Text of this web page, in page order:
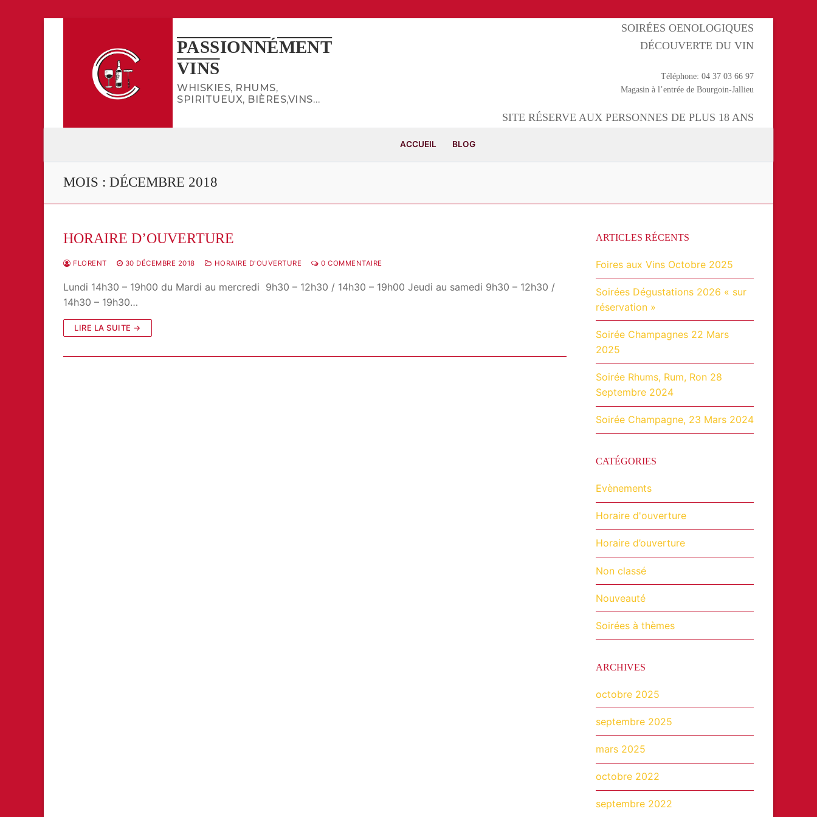
PASSIONNÉMENT
VINS
WHISKIES, RHUMS,
SPIRITUEUX, BIÈRES,VINS…
SOIRÉES OENOLOGIQUES
DÉCOUVERTE DU VIN
Téléphone: 04 37 03 66 97
Magasin à l’entrée de Bourgoin-Jallieu
SITE RÉSERVE AUX PERSONNES DE PLUS 18 ANS
ACCUEIL BLOG
MOIS : DÉCEMBRE 2018
HORAIRE D’OUVERTURE
FLORENT 30 DÉCEMBRE 2018 HORAIRE D'OUVERTURE 0 COMMENTAIRE
Lundi 14h30 – 19h00 du Mardi au mercredi 9h30 – 12h30 / 14h30 – 19h00 Jeudi au samedi 9h30 – 12h30 /
14h30 – 19h30…
LIRE LA SUITE →
ARTICLES RÉCENTS
Foires aux Vins Octobre 2025
Soirées Dégustations 2026 « sur
réservation »
Soirée Champagnes 22 Mars
2025
Soirée Rhums, Rum, Ron 28
Septembre 2024
Soirée Champagne, 23 Mars 2024
CATÉGORIES
Evènements
Horaire d'ouverture
Horaire d’ouverture
Non classé
Nouveauté
Soirées à thèmes
ARCHIVES
octobre 2025
septembre 2025
mars 2025
octobre 2022
septembre 2022